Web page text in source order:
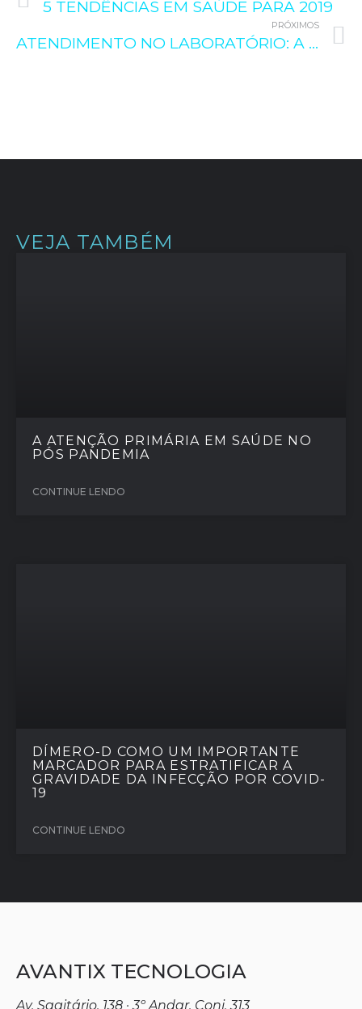
5 TENDÊNCIAS EM SAÚDE PARA 2019
PRÓXIMOS
ATENDIMENTO NO LABORATÓRIO: A PRIMEIRA IMPRESSÃO É A QUE FICA
VEJA TAMBÉM
A ATENÇÃO PRIMÁRIA EM SAÚDE NO
PÓS PANDEMIA
CONTINUE LENDO
DÍMERO-D COMO UM IMPORTANTE
MARCADOR PARA ESTRATIFICAR A
GRAVIDADE DA INFECÇÃO POR COVID-
19
CONTINUE LENDO
AVANTIX TECNOLOGIA
Av. Sagitário, 138 · 3º Andar, Conj. 313